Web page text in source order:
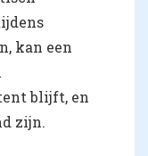
kan een
blijft, en
zijn.